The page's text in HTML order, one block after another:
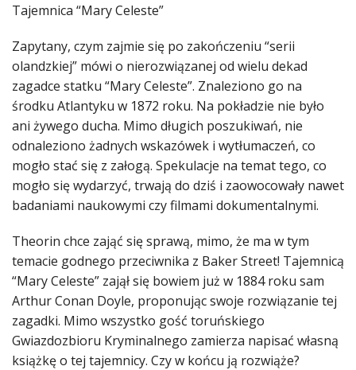
Tajemnica “Mary Celeste”
Zapytany, czym zajmie się po zakończeniu “serii
olandzkiej” mówi o nierozwiązanej od wielu dekad
zagadce statku “Mary Celeste”. Znaleziono go na
środku Atlantyku w 1872 roku. Na pokładzie nie było
ani żywego ducha. Mimo długich poszukiwań, nie
odnaleziono żadnych wskazówek i wytłumaczeń, co
mogło stać się z załogą. Spekulacje na temat tego, co
mogło się wydarzyć, trwają do dziś i zaowocowały nawet
badaniami naukowymi czy filmami dokumentalnymi.
Theorin chce zająć się sprawą, mimo, że ma w tym
temacie godnego przeciwnika z Baker Street! Tajemnicą
“Mary Celeste” zajął się bowiem już w 1884 roku sam
Arthur Conan Doyle, proponując swoje rozwiązanie tej
zagadki. Mimo wszystko gość toruńskiego
Gwiazdozbioru Kryminalnego zamierza napisać własną
książkę o tej tajemnicy. Czy w końcu ją rozwiąże?